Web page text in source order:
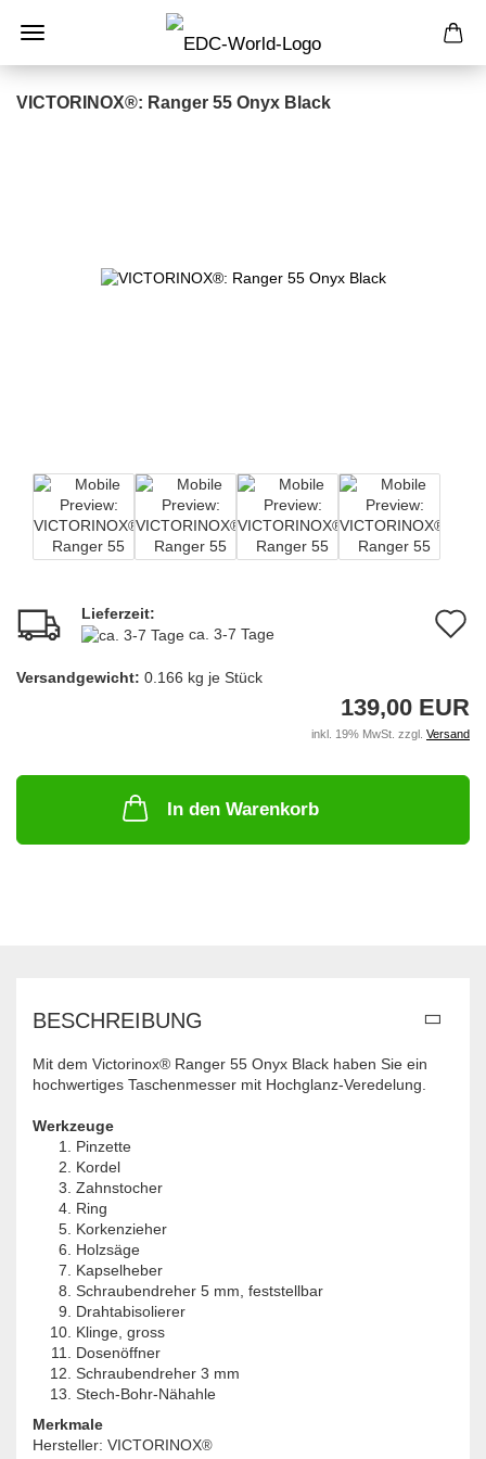
VICTORINOX®: Ranger 55 Onyx Black
Lieferzeit:
ca. 3-7 Tage
Versandgewicht: 0.166 kg je Stück
139,00 EUR
inkl. 19% MwSt. zzgl. Versand
In den Warenkorb
BESCHREIBUNG
Mit dem Victorinox® Ranger 55 Onyx Black haben Sie ein
hochwertiges Taschenmesser mit Hochglanz-Veredelung.
Werkzeuge
Pinzette
Kordel
Zahnstocher
Ring
Korkenzieher
Holzsäge
Kapselheber
Schraubendreher 5 mm, feststellbar
Drahtabisolierer
Klinge, gross
Dosenöffner
Schraubendreher 3 mm
Stech-Bohr-Nähahle
Merkmale
Hersteller: VICTORINOX®